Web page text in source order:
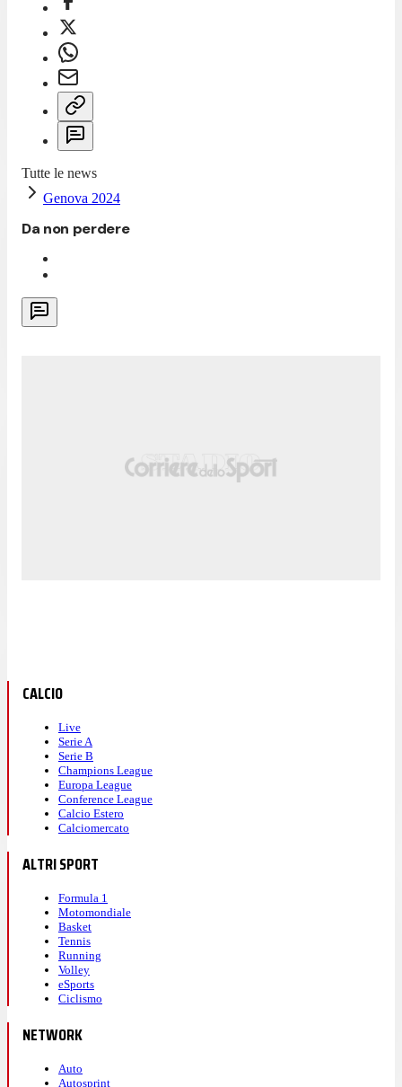
Tutte le news
Genova 2024
Da non perdere
CALCIO
Live
Serie A
Serie B
Champions League
Europa League
Conference League
Calcio Estero
Calciomercato
ALTRI SPORT
Formula 1
Motomondiale
Basket
Tennis
Running
Volley
eSports
Ciclismo
NETWORK
Auto
Autosprint